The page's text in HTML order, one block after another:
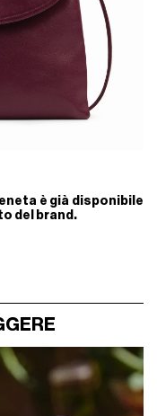
è già disponibile
del brand.